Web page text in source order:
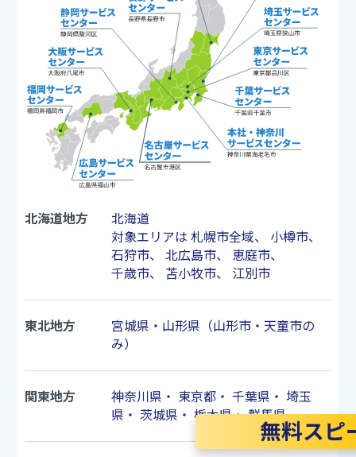
北海道地方
北海道
対象エリアは 札幌市全域、 小樽市、
石狩市、 北広島市、 恵庭市、
千歳市、 苫小牧市、 江別市
東北地方
宮城県・山形県（山形市・天童市の
み）
関東地方 神奈川県 ・ 東京都・ 千葉県 ・ 埼玉
県 ・ 茨城県 ・ 栃木県・群馬県
無料スピ